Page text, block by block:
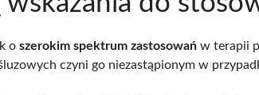
o szerokim spektrum zastosowań w terapii
czyni go niezastąpionym w